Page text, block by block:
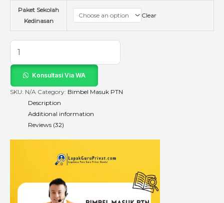
Paket Sekolah
Kedinasan
Clear
Konsultasi Via WA
SKU: N/A Category: Bimbel Masuk PTN
Description
Additional information
Reviews (32)